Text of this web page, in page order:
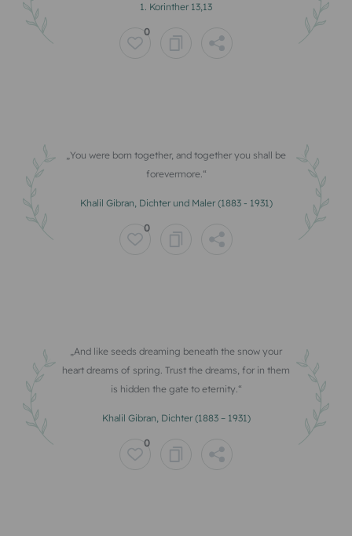
1. Korinther 13,13
0
You were born together, and together you shall be
forevermore.
Khalil Gibran, Dichter und Maler (1883 - 1931)
0
And like seeds dreaming beneath the snow your
heart dreams of spring. Trust the dreams, for in them
is hidden the gate to eternity.
Khalil Gibran, Dichter (1883 – 1931)
0